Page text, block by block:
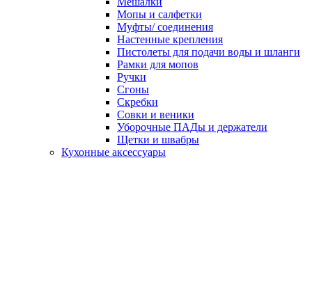
Мопы и салфетки
Муфты/ соединения
Настенные крепления
Пистолеты для подачи воды и шланги
Рамки для мопов
Ручки
Сгоны
Скребки
Совки и веники
Уборочные ПАДы и держатели
Щетки и швабры
Кухонные аксессуары